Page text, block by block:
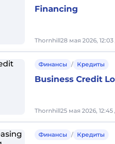
Financing
Thornhill28 мая 2026,
Финансы / Кредиты
Business Credit
Thornhill25 мая 2026, 12:45
Финансы / Кредиты